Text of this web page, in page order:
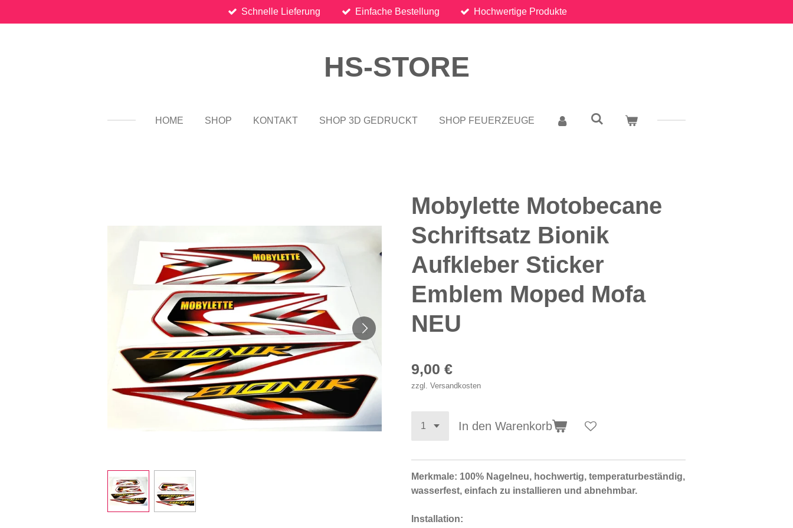
Hauptinhalt
Schnelle Lieferung Einfache Bestellung Hochwertige Produkte
HS-STORE
HOME SHOP KONTAKT SHOP 3D GEDRUCKT SHOP FEUERZEUGE
Mobylette Motobecane
Schriftsatz Bionik
Aufkleber Sticker
Emblem Moped Mofa
NEU
9,00 €
zzgl. Versandkosten
In den Warenkorb
Merkmale: 100% Nagelneu, hochwertig, temperaturbeständig,
wasserfest, einfach zu installieren und abnehmbar.
Installation: